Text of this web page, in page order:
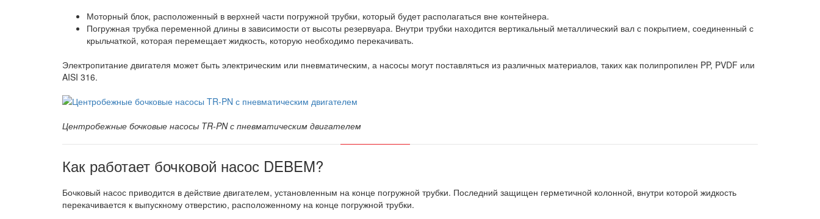
Моторный блок, расположенный в верхней части погружной трубки, который будет располагаться вне контейнера.
Погружная трубка переменной длины в зависимости от высоты резервуара. Внутри трубки находится вертикальный металлический вал с покрытием, соединенный с
крыльчаткой, которая перемещает жидкость, которую необходимо перекачивать.
Электропитание двигателя может быть электрическим или пневматическим, а насосы могут поставляться из различных материалов, таких как полипропилен PP, PVDF или
AISI 316.
Центробежные бочковые насосы TR-PN с пневматическим двигателем
Как работает бочковой насос DEBEM?
Бочковый насос приводится в действие двигателем, установленным на конце погружной трубки. Последний защищен герметичной колонной, внутри которой жидкость
перекачивается к выпускному отверстию, расположенному на конце погружной трубки.